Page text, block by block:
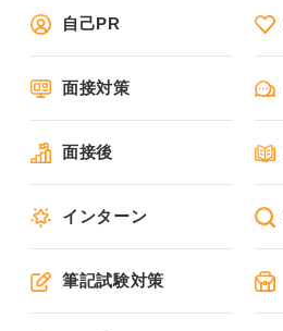
自己PR
面接対策
面接後
インターン
筆記試験対策